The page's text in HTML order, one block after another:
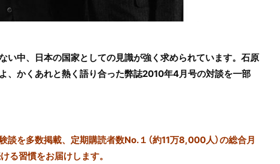
い中、日本の国家としての見識が強く求められています。石原
、かくあれと熱く語り合った弊誌2010年4月号の対談を一部
を多数掲載、定期購読者数No.１（約11万8,000人）の総合月
る習慣をお届けします。